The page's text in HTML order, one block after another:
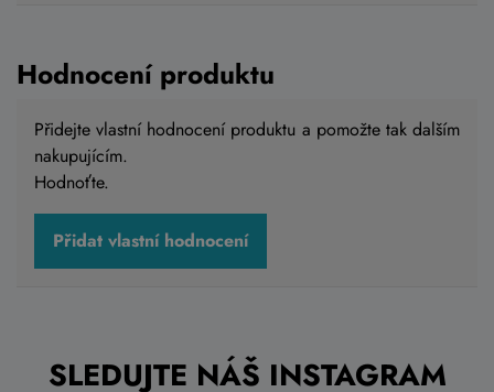
16,5" ,18,5"
Hodnocení produktu
Přidejte vlastní hodnocení produktu a pomožte tak dalším
nakupujícím.
Hodnoťte.
Přidat vlastní hodnocení
SLEDUJTE NÁŠ INSTAGRAM